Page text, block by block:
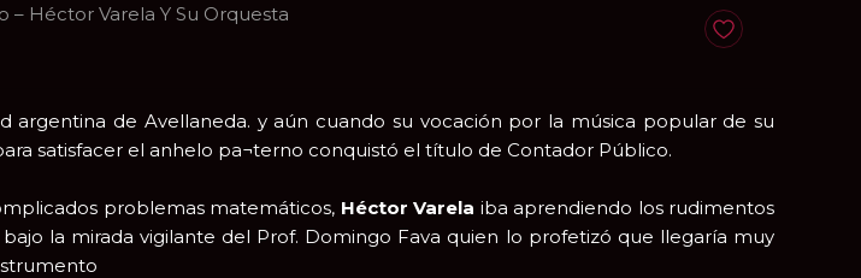
– Héctor Varela Y Su Orquesta
Anadir a favoritos
argentina de Avellaneda. y aún cuando su vocación por la música popular de su
satisfacer el anhelo pa¬terno conquistó el título de Contador Público.
problemas matemáticos, Héctor Varela iba aprendiendo los rudimentos
la mirada vigilante del Prof. Domingo Fava quien lo profetizó que llegaría muy